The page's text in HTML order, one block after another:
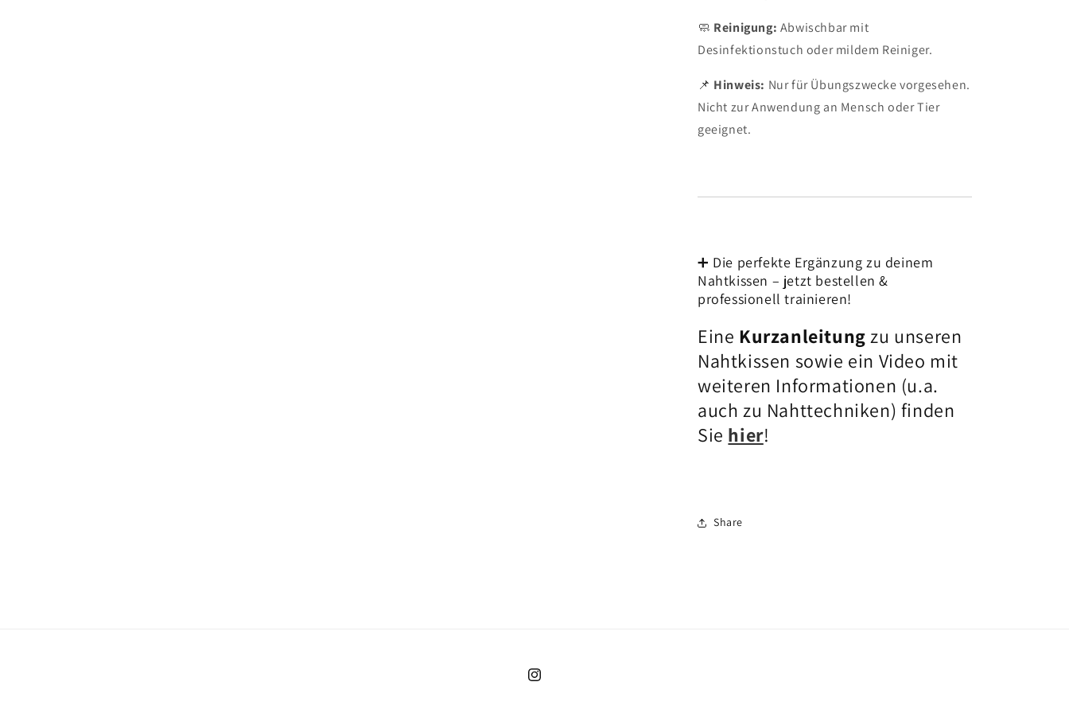
🧼 Reinigung: Abwischbar mit
Desinfektionstuch oder mildem Reiniger.
📌 Hinweis: Nur für Übungszwecke vorgesehen.
Nicht zur Anwendung an Mensch oder Tier
geeignet.
➕ Die perfekte Ergänzung zu deinem
Nahtkissen – jetzt bestellen &
professionell trainieren!
Eine Kurzanleitungzu unseren
Nahtkissen sowie ein Video mit
weiteren Informationen (u.a.
auch zu Nahttechniken) finden
Sie hier!
Share
Instagram